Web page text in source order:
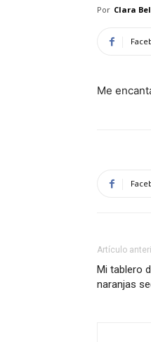
Por Clara
Me
Artículo
Mi tablero
naranjas